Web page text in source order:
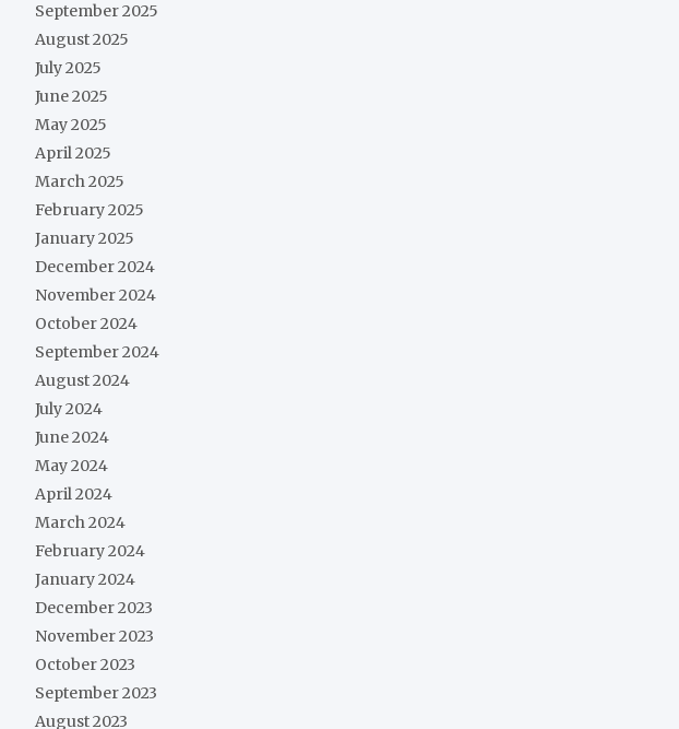
September 2025
August 2025
July 2025
June 2025
May 2025
April 2025
March 2025
February 2025
January 2025
December 2024
November 2024
October 2024
September 2024
August 2024
July 2024
June 2024
May 2024
April 2024
March 2024
February 2024
January 2024
December 2023
November 2023
October 2023
September 2023
August 2023